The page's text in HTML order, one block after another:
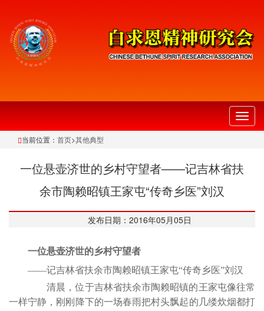
切
换
当前位置： 首页>其他典型
一位悬壶济世的乡村守望者——记吉林省扶
余市陶赖昭镇王家屯“传奇乡医”刘汉
发布日期：2016年05月05日
一位悬壶济世的乡村守望者
——记吉林省扶余市陶赖昭镇王家屯“传奇乡医”刘汉
清晨，位于吉林省扶余市陶赖昭镇的王家屯像往常
一样宁静，刚刚降下的一场春雨把村头飘起的几缕炊烟都打